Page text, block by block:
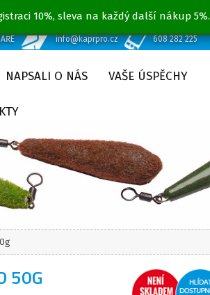
10%, sleva na každý další nákup 5%.
info@kaprpro.cz 608 282 225
NAPSALI O NÁS VAŠE ÚSPĚCHY
50G